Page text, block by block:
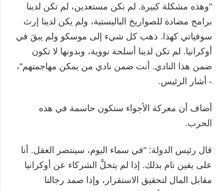
"وهذه مشكلة كبيرة. لم نكن مستعدين، لم تكن لدينا
برامج مضادة للصواريخ الباليستية، ولم يكن لدينا إرث
سوفياتي كهذا. ذهب كل شيء إلى موسكو ولم يبقَ في
أوكرانيا. لم تكن لدينا أسلحة نووية، وبدونها لا تكون
ضمن هذا النادي. أنت ضمن نادي من يمكن مهاجمتهم"،
- أشار الرئيس.
أضاف أن معركة الأجواء ستكون حاسمة في هذه
الحرب.
قال رئيس الدولة: "في سماء اليوم، سينتصر العقل. أنا
على يقين تام بذلك. إذا لم يتخلَّ الشركاء عن أوكرانيا
مقابل المال لتحقيق الاستقرار، وإذا صمد رجالنا